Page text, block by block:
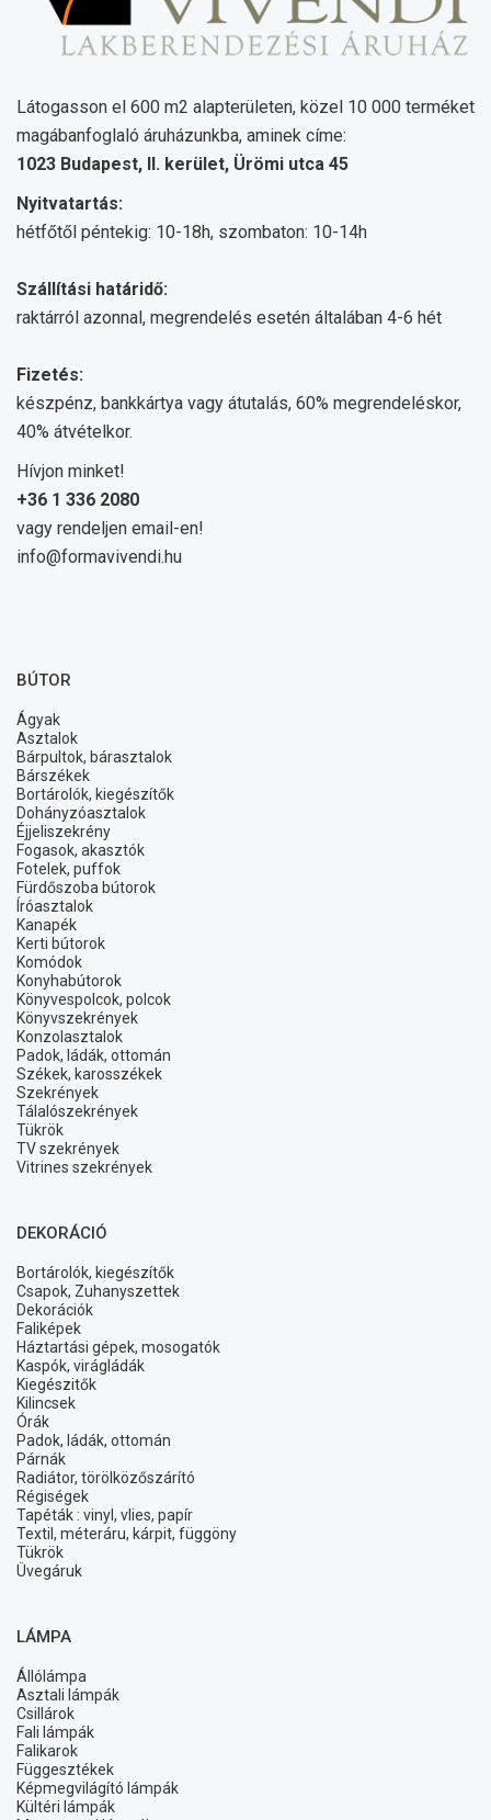
Látogasson el 600 m2 alapterületen, közel 10 000 terméket
magábanfoglaló áruházunkba, aminek címe:
1023 Budapest, II. kerület, Ürömi utca 45
Nyitvatartás:
hétfőtől péntekig: 10-18h, szombaton: 10-14h
Szállítási határidő:
raktárról azonnal, megrendelés esetén általában 4-6 hét
Fizetés:
készpénz, bankkártya vagy átutalás, 60% megrendeléskor,
40% átvételkor.
Hívjon minket!
+36 1 336 2080
vagy rendeljen email-en!
info@formavivendi.hu
BÚTOR
Ágyak
Asztalok
Bárpultok, bárasztalok
Bárszékek
Bortárolók, kiegészítők
Dohányzóasztalok
Éjjeliszekrény
Fogasok, akasztók
Fotelek, puffok
Fürdőszoba bútorok
Íróasztalok
Kanapék
Kerti bútorok
Komódok
Konyhabútorok
Könyvespolcok, polcok
Könyvszekrények
Konzolasztalok
Padok, ládák, ottomán
Székek, karosszékek
Szekrények
Tálalószekrények
Tükrök
TV szekrények
Vitrines szekrények
DEKORÁCIÓ
Bortárolók, kiegészítők
Csapok, Zuhanyszettek
Dekorációk
Faliképek
Háztartási gépek, mosogatók
Kaspók, virágládák
Kiegészitők
Kilincsek
Órák
Padok, ládák, ottomán
Párnák
Radiátor, törölközőszárító
Régiségek
Tapéták : vinyl, vlies, papír
Textil, méteráru, kárpit, függöny
Tükrök
Üvegáruk
LÁMPA
Állólámpa
Asztali lámpák
Csillárok
Fali lámpák
Falikarok
Függesztékek
Képmegvilágító lámpák
Kültéri lámpák